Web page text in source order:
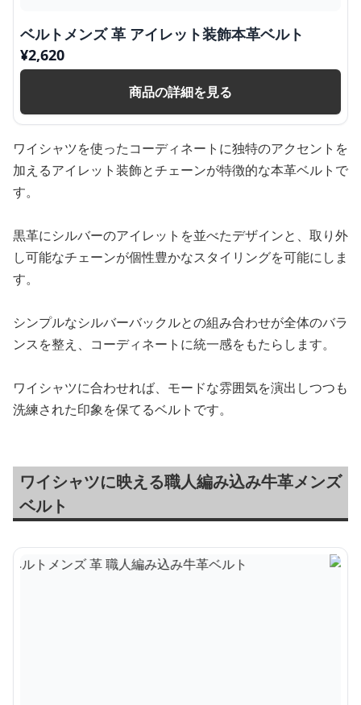
ベルトメンズ 革 アイレット装飾本革ベルト
¥2,620
商品の詳細を見る
ワイシャツを使ったコーディネートに独特のアクセントを
加えるアイレット装飾とチェーンが特徴的な本革ベルトで
す。
黒革にシルバーのアイレットを並べたデザインと、取り外
し可能なチェーンが個性豊かなスタイリングを可能にしま
す。
シンプルなシルバーバックルとの組み合わせが全体のバラ
ンスを整え、コーディネートに統一感をもたらします。
ワイシャツに合わせれば、モードな雰囲気を演出しつつも
洗練された印象を保てるベルトです。
ワイシャツに映える職人編み込み牛革メンズ
ベルト